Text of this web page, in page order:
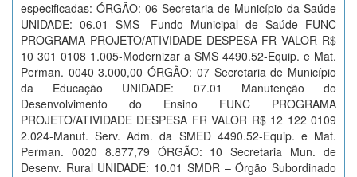
especificadas: ÓRGÃO: 06 Secretaria de Município da Saúde
UNIDADE: 06.01 SMS- Fundo Municipal de Saúde FUNC
PROGRAMA PROJETO/ATIVIDADE DESPESA FR VALOR R$
10 301 0108 1.005-Modernizar a SMS 4490.52-Equip. e Mat.
Perman. 0040 3.000,00 ÓRGÃO: 07 Secretaria de Município
da Educação UNIDADE: 07.01 Manutenção do
Desenvolvimento do Ensino FUNC PROGRAMA
PROJETO/ATIVIDADE DESPESA FR VALOR R$ 12 122 0109
2.024-Manut. Serv. Adm. da SMED 4490.52-Equip. e Mat.
Perman. 0020 8.877,79 ÓRGÃO: 10 Secretaria Mun. de
Desenv. Rural UNIDADE: 10.01 SMDR – Órgão Subordinado